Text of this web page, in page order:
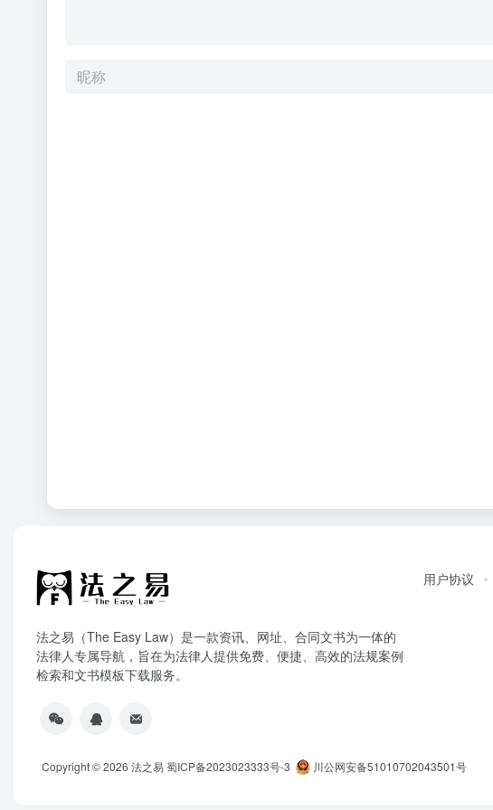
法之易（The Easy Law）是一款资讯、网址、合同文书为一体的
法律人专属导航，旨在为法律人提供免费、便捷、高效的法规案例
检索和文书模板下载服务。
用户协议
Copyright © 2026 法之易蜀ICP备2023023333号-3 川公网安备51010702043501号